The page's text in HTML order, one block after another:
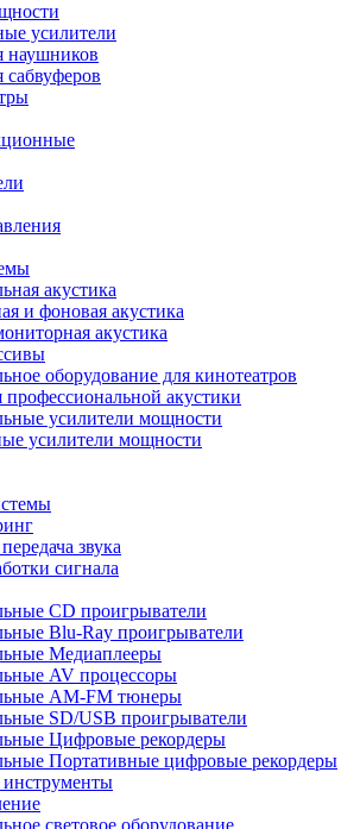
усилители
наушников
сабвуферов
акустика
и фоновая акустика
акустика
оборудование для кинотеатров
акустики
усилители мощности
усилители мощности
звука
сигнала
СD проигрыватели
Blu-Ray проигрыватели
Медиаплееры
AV процессоры
AM-FM тюнеры
SD/USB проигрыватели
Цифровые рекордеры
Портативные цифровые рекордеры
световое оборудование